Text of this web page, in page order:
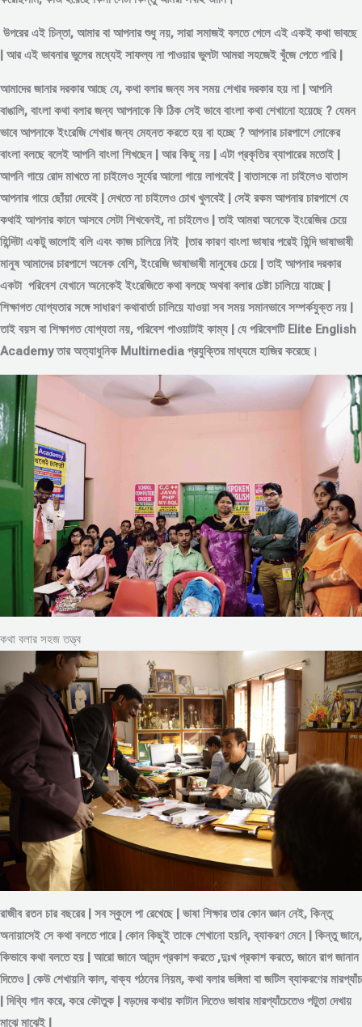
উপরের এই চিন্তা, আমার বা আপনার শুধু নয়, সারা সমাজই বলতে গেলে এই একই কথা ভাবছে
| আর এই ভাবনার ভুলের মধ্যেই সাফল্য না পাওয়ার ভুলটা আমরা সহজেই খুঁজে পেতে পারি |
আমাদের জানার দরকার আছে যে, কথা বলার জন্য সব সময় শেখার দরকার হয় না | আপনি
বাঙালি, বাংলা কথা বলার জন্য আপনাকে কি ঠিক সেই ভাবে বাংলা কথা শেখানো হয়েছে ? যেমন
ভাবে আপনাকে ইংরেজি শেখার জন্য মেহনত করতে হয় বা হচ্ছে ? আপনার চারপাশে লোকের
বাংলা বলছে বলেই আপনি বাংলা শিখছেন | আর কিছু নয় | এটা প্রকৃতির ব্যাপারের মতোই |
আপনি গায়ে রোদ মাখতে না চাইলেও সূর্যের আলো গায়ে লাগবেই | বাতাসকে না চাইলেও বাতাস
আপনার গায়ে ছোঁয়া দেবেই | দেখতে না চাইলেও চোখ খুলবেই | সেই রকম আপনার চারপাশে যে
কথাই আপনার কানে আসবে সেটা শিখবেনই, না চাইলেও | তাই আমরা অনেকে ইংরেজির চেয়ে
হিন্দিটা একটু ভালোই বলি এবং কাজ চালিয়ে নিই |তার কারণ বাংলা ভাষার পরেই হিন্দি ভাষাভাষী
মানুষ আমাদের চারপাশে অনেক বেশি, ইংরেজি ভাষাভাষী মানুষের চেয়ে | তাই আপনার দরকার
একটা পরিবেশ যেখানে অনেকেই ইংরেজিতে কথা বলছে অথবা বলার চেষ্টা চালিয়ে যাচ্ছে |
শিক্ষাগত যোগ্যতার সঙ্গে সাধারণ কথাবার্তা চালিয়ে যাওয়া সব সময় সমানভাবে সম্পর্কযুক্ত নয় |
তাই বয়স বা শিক্ষাগত যোগ্যতা নয়, পরিবেশ পাওয়াটাই কাম্য | যে পরিবেশটি Elite English
Academy তার অত্যাধুনিক Multimedia প্রযুক্তির মাধ্যমে হাজির করেছে।
কথা বলার সহজ তত্ত্ব
রাজীব রতন চার বছরের | সব স্কুলে পা রেখেছে | ভাষা শিক্ষার তার কোন জ্ঞান নেই, কিন্তু
অনায়াসেই সে কথা বলতে পারে | কোন কিছুই তাকে শেখানো হয়নি, ব্যাকরণ মেনে | কিন্তু জানে,
কিভাবে কথা বলতে হয় | আরো জানে আনন্দ প্রকাশ করতে ,দুঃখ প্রকাশ করতে, জানে রাগ জানান
দিতেও | কেউ শেখায়নি কাল, বাক্য গঠনের নিয়ম, কথা বলার ভঙ্গিমা বা জটিল ব্যাকরণের মারপ্যাঁচ
| দিব্যি গান করে, করে কৌতুক | বড়দের কথায় কাটান দিতেও ভাষার মারপ্যাঁচেতেও পটুতা দেখায়
মাঝে মাঝেই |